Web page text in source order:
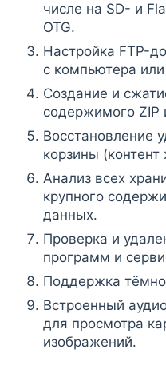
числе на SD- и
OTG.
Настройка FTP-
с компьютера или
Создание и
содержимого ZIP
Восстановление
корзины
Анализ всех
крупного
данных.
Проверка и
программ и
Поддержка
Встроенный
для просмотра
изображений.